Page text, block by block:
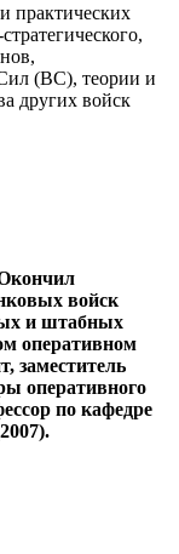
практических
(ВС), теории и
других войск
войск
и штабных
оперативном
заместитель
оперативного
по кафедре